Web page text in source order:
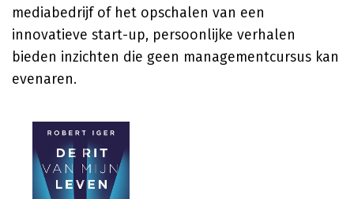
mediabedrijf of het opschalen van een
innovatieve start-up, persoonlijke verhalen
bieden inzichten die geen managementcursus kan
evenaren.